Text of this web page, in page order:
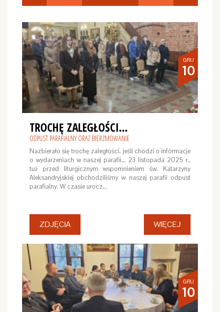
GRU
10
TROCHĘ ZALEGŁOŚCI...
ODPUST PARAFIALNY ORAZ BIERZMOWANIE
Nazbierało się trochę zaległości, jeśli chodzi o informacje
o wydarzeniach w naszej parafii... 23 listopada 2025 r.,
tuż przed liturgicznym wspomnieniem św. Katarzyny
Aleksandryjskiej obchodziliśmy w naszej parafii odpust
parafialny. W czasie urocz…
WIĘCEJ
ZDJĘCIA
GRU
10